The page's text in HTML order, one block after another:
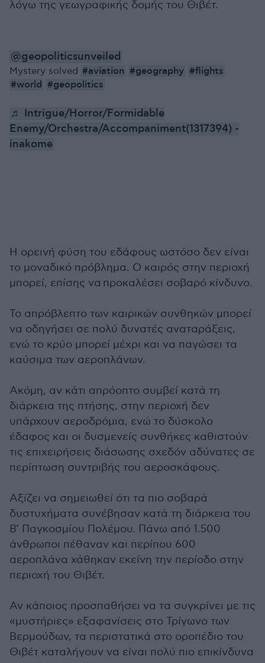
λόγω της γεωγραφικής δομής του Θιβέτ.
@geopoliticsunveiled
Mystery solved #aviation #geography #flights
#world #geopolitics
♬ Intrigue/Horror/Formidable
Enemy/Orchestra/Accompaniment(1317394) -
inakome
Η ορεινή φύση του εδάφους ωστόσο δεν είναι
το μοναδικό πρόβλημα. Ο καιρός στην περιοχή
μπορεί, επίσης να προκαλέσει σοβαρό κίνδυνο.
Το απρόβλεπτο των καιρικών συνθηκών μπορεί
να οδηγήσει σε πολύ δυνατές αναταράξεις,
ενώ το κρύο μπορεί μέχρι και να παγώσει τα
καύσιμα των αεροπλάνων.
Ακόμη, αν κάτι απρόοπτο συμβεί κατά τη
διάρκεια της πτήσης, στην περιοχή δεν
υπάρχουν αεροδρόμια, ενώ το δύσκολο
έδαφος και οι δυσμενείς συνθήκες καθιστούν
τις επιχειρήσεις διάσωσης σχεδόν αδύνατες σε
περίπτωση συντριβής του αεροσκάφους.
Αξίζει να σημειωθεί ότι τα πιο σοβαρά
δυστυχήματα συνέβησαν κατά τη διάρκεια του
Β’ Παγκοσμίου Πολέμου. Πάνω από 1.500
άνθρωποι πέθαναν και περίπου 600
αεροπλάνα χάθηκαν εκείνη την περίοδο στην
περιοχή του Θιβέτ.
Αν κάποιος προσπαθήσει να τα συγκρίνει με τις
«μυστήριες» εξαφανίσεις στο Τρίγωνο των
Βερμούδων, τα περιστατικά στο οροπέδιο του
Θιβέτ καταλήγουν να είναι πολύ πιο επικίνδυνα